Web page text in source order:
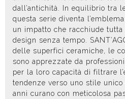
dall’antichità. In equilibrio tra
questa serie diventa
un impatto che racchiude
design senza tempo.
delle superfici ceramiche, le
sono apprezzate da
per la loro capacità di filtrare
tendenze verso uno stile
anni curano con meticolosa